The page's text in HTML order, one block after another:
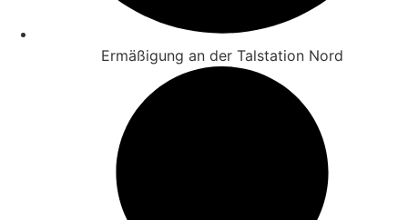
Ermäßigung an der Talstation Nord